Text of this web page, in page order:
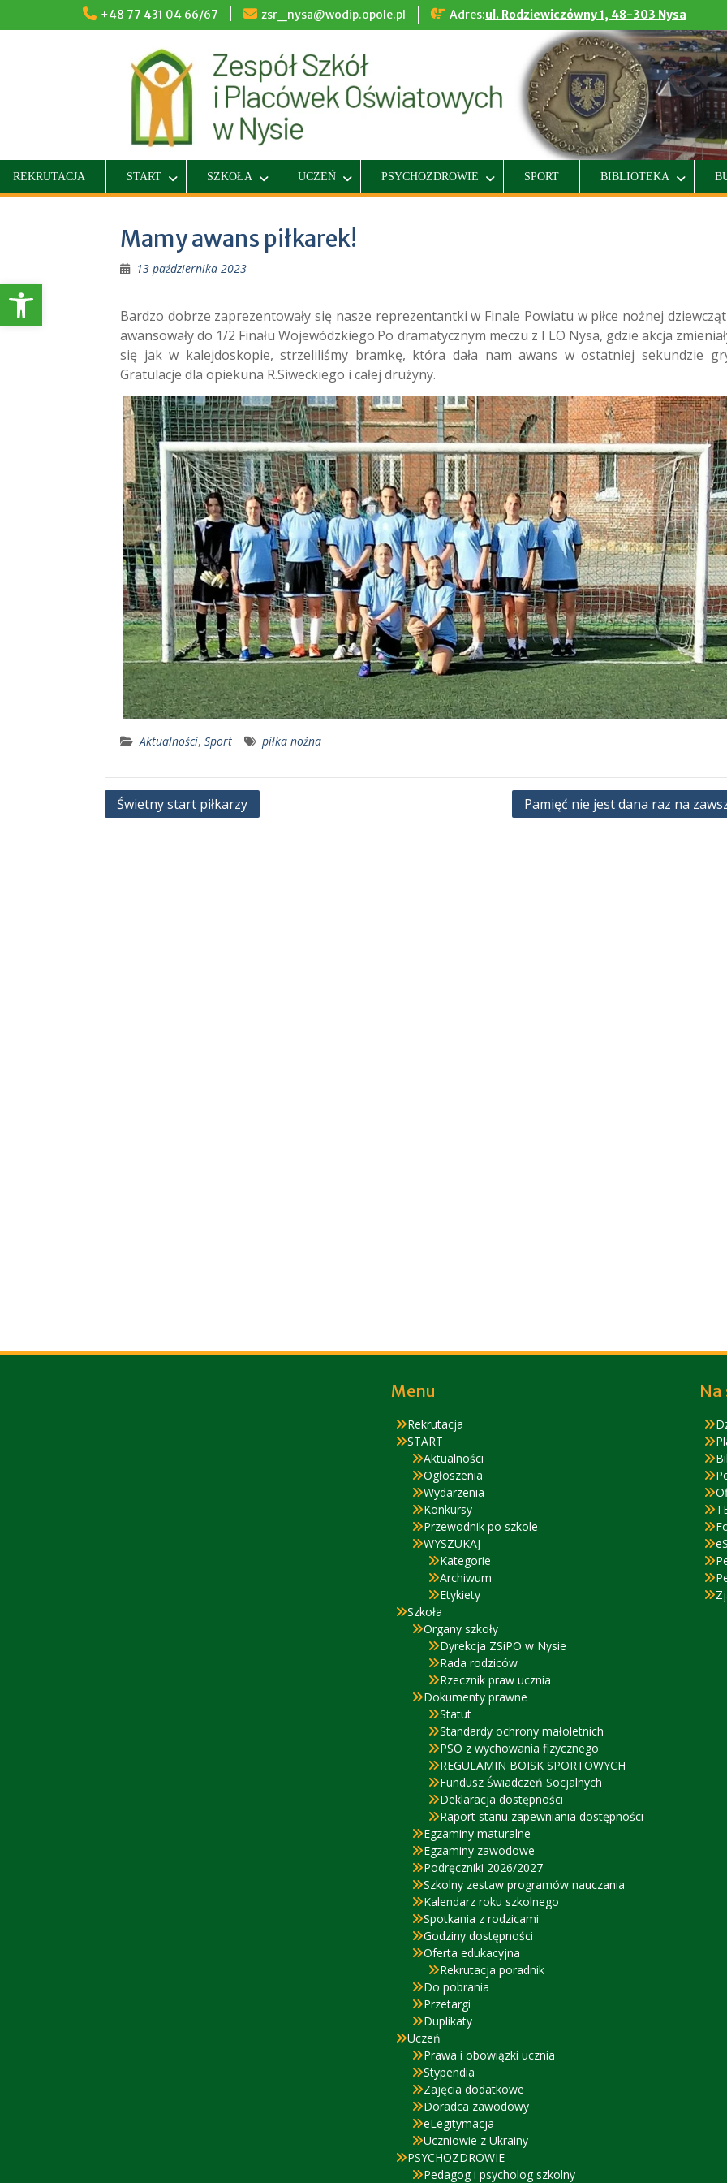
Otwórz pasek narzędzi
+48 77 431 04 66/67 zsr_nysa@wodip.opole.pl Adres:ul. Rodziewiczówny 1, 48-303 Nysa
REKRUTACJA START SZKOŁA UCZEŃ PSYCHOZDROWIE SPORT BIBLIOTEKA
Mamy awans piłkarek!
13 października 2023
Bardzo dobrze zaprezentowały się nasze reprezentantki w Finale Powiatu w piłce nożnej
awansowały do 1/2 Finału Wojewódzkiego.Po dramatycznym meczu z I LO Nysa, gdzie akcja
się jak w kalejdoskopie, strzeliliśmy bramkę, która dała nam awans w ostatniej sekundzie
Gratulacje dla opiekuna R.Siweckiego i całej drużyny.
Aktualności, Sport piłka nożna
Nawigacja
Świetny start piłkarzy Pamięć nie jest dana raz na
Menu
Rekrutacja
START
Aktualności
Ogłoszenia
Wydarzenia
Konkursy
Przewodnik po szkole
WYSZUKAJ
Kategorie
Archiwum
Etykiety
Szkoła
Organy szkoły
Dyrekcja ZSiPO w Nysie
Rada rodziców
Rzecznik praw ucznia
Dokumenty prawne
Statut
Standardy ochrony małoletnich
PSO z wychowania fizycznego
REGULAMIN BOISK SPORTOWYCH
Fundusz Świadczeń Socjalnych
Deklaracja dostępności
Raport stanu zapewniania dostępności
Egzaminy maturalne
Egzaminy zawodowe
Podręczniki 2026/2027
Szkolny zestaw programów nauczania
Kalendarz roku szkolnego
Spotkania z rodzicami
Godziny dostępności
Oferta edukacyjna
Rekrutacja poradnik
Do pobrania
Przetargi
Duplikaty
Uczeń
Prawa i obowiązki ucznia
Stypendia
Zajęcia dodatkowe
Doradca zawodowy
eLegitymacja
Uczniowie z Ukrainy
PSYCHOZDROWIE
Pedagog i psycholog szkolny